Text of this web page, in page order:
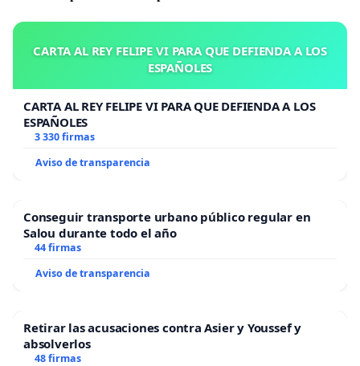
CARTA AL REY FELIPE VI PARA QUE DEFIENDA A LOS
ESPAÑOLES
CARTA AL REY FELIPE VI PARA QUE DEFIENDA A LOS
ESPAÑOLES
3 330 firmas
Aviso de transparencia
Conseguir transporte urbano público regular en
Salou durante todo el año
44 firmas
Aviso de transparencia
Retirar las acusaciones contra Asier y Youssef y
absolverlos
48 firmas